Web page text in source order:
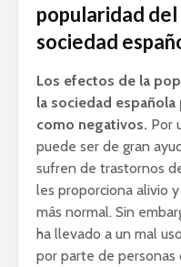
popularidad del
sociedad
Los efectos de la
la sociedad
como negativos. Por
puede ser de gran
sufren de trastornos
les proporciona alivio
más normal. Sin
ha llevado a un mal
por parte de personas